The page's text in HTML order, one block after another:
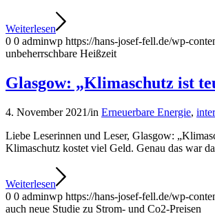
Weiterlesen
0 0 adminwp https://hans-josef-fell.de/wp-
unbeherrschbare Heißzeit
Glasgow: „Klimaschutz ist
4. November 2021/in Erneuerbare Energie,
Liebe Leserinnen und Leser, Glasgow:
Klimaschutz kostet viel Geld. Genau das war
Weiterlesen
0 0 adminwp https://hans-josef-fell.de/wp-
auch neue Studie zu Strom- und Co2-Preisen